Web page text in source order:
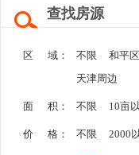
查找房源
区 域： 不限 和平区
天津周边
面 积： 不限 10亩
价 格： 不限 2000